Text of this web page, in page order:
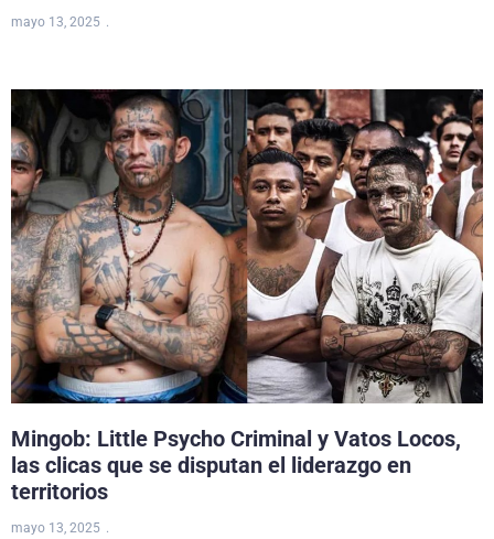
mayo 13, 2025
Mingob: Little Psycho Criminal y Vatos Locos,
las clicas que se disputan el liderazgo en
territorios
mayo 13, 2025